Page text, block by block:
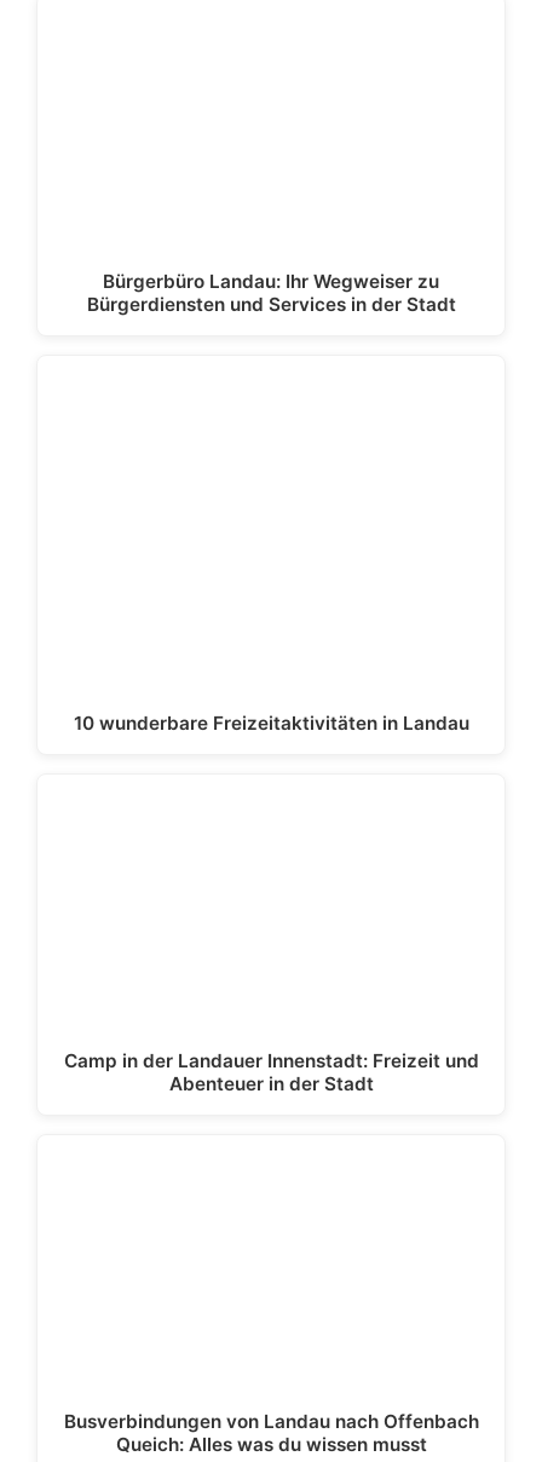
Bürgerbüro Landau: Ihr Wegweiser zu
Bürgerdiensten und Services in der Stadt
10 wunderbare Freizeitaktivitäten in Landau
Camp in der Landauer Innenstadt: Freizeit und
Abenteuer in der Stadt
Busverbindungen von Landau nach Offenbach
Queich: Alles was du wissen musst